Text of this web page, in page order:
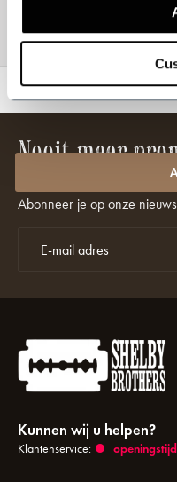
verzending
Nooit meer
Abonneer je op onze
Kunnen wij u helpen?
Klantenservice: